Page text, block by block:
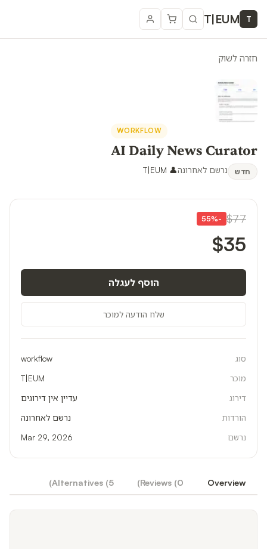
T
T|EUM
חזרה לשוק
WORKFLOW
AI Daily News Curator
חדש נרשם לאחרונה👤
T|EUM
Overview
Reviews (0
)
Alternatives (5
)
$77
-
55%
$35
הוסף לעגלה
שלח הודעה למוכר
סוג
workflow
מוכר
T|EUM
דירוג
עדיין אין דירוגים
הורדות
נרשם לאחרונה
נרשם
Mar 29, 2026